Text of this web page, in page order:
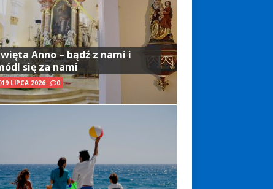
Anno – bądź z nami i
się za nami
19 LIPCA 2026 0